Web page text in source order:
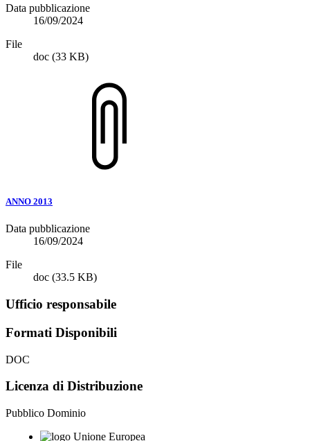
Data pubblicazione
16/09/2024
File
doc (33 KB)
ANNO 2013
Data pubblicazione
16/09/2024
File
doc (33.5 KB)
Ufficio responsabile
Formati Disponibili
DOC
Licenza di Distribuzione
Pubblico Dominio